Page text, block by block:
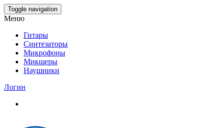
Skip
to
content
Toggle navigation
Меню
Гитары
Синтезаторы
Микрофоны
Микшеры
Наушники
Логин